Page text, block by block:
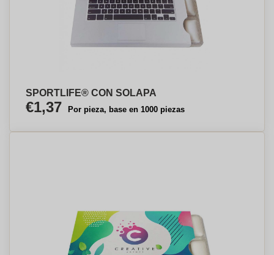
SPORTLIFE® CON SOLAPA
€1,37 Por pieza, base en 1000 piezas